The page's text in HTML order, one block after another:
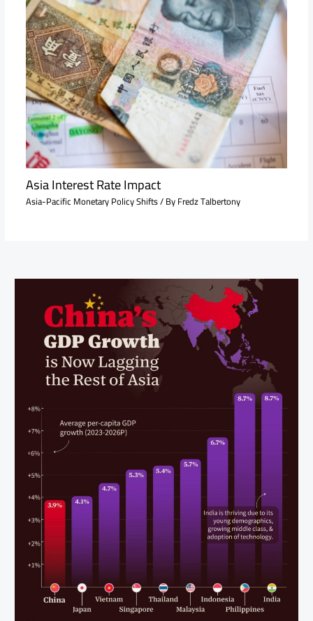
Asia Interest Rate Impact
Asia-Pacific Monetary Policy Shifts/ ByFredz Talbertony